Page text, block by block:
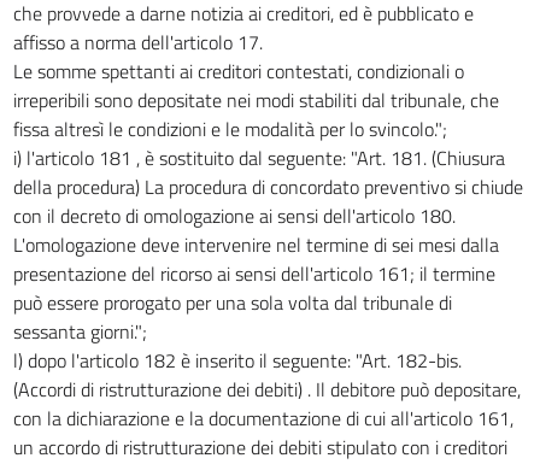
che provvede a darne notizia ai creditori, ed è pubblicato e
affisso a norma dell'articolo 17.
Le somme spettanti ai creditori contestati, condizionali o
irreperibili sono depositate nei modi stabiliti dal tribunale, che
fissa altresì le condizioni e le modalità per lo svincolo.";
i) l'articolo 181 , è sostituito dal seguente: "Art. 181. (Chiusura
della procedura) La procedura di concordato preventivo si chiude
con il decreto di omologazione ai sensi dell'articolo 180.
L'omologazione deve intervenire nel termine di sei mesi dalla
presentazione del ricorso ai sensi dell'articolo 161; il termine
può essere prorogato per una sola volta dal tribunale di
sessanta giorni.";
l) dopo l'articolo 182 è inserito il seguente: "Art. 182-bis.
(Accordi di ristrutturazione dei debiti) . Il debitore può depositare,
con la dichiarazione e la documentazione di cui all'articolo 161,
un accordo di ristrutturazione dei debiti stipulato con i creditori